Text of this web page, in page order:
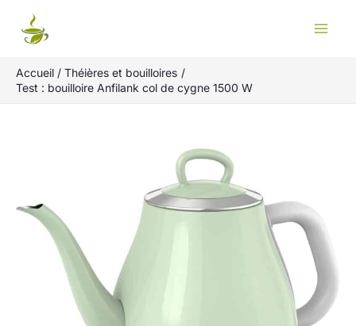
Accueil
Théières et bouilloires
Test : bouilloire Anfilank col de cygne 1500 W